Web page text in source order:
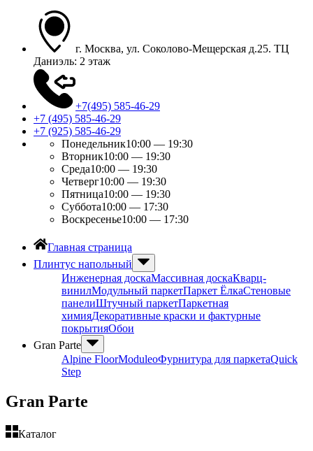
г. Москва, ул. Соколово-Мещерская д.25. ТЦ
Даниэль: 2 этаж
+7(495) 585-46-29
+7 (495) 585-46-29
+7 (925) 585-46-29
Понедельник10:00 — 19:30
Вторник10:00 — 19:30
Среда10:00 — 19:30
Четверг10:00 — 19:30
Пятница10:00 — 19:30
Суббота10:00 — 17:30
Воскресенье10:00 — 17:30
Главная страница
Плинтус напольный
Инженерная доскаМассивная доскаКварц-
винилМодульный паркетПаркет ЁлкаСтеновые
панелиШтучный паркетПаркетная
химияДекоративные краски и фактурные
покрытияОбои
Gran Parte
Alpine FloorModuleoФурнитура для паркетаQuick
Step
Gran Parte
Каталог